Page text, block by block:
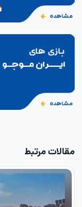
مقالات مرتبط